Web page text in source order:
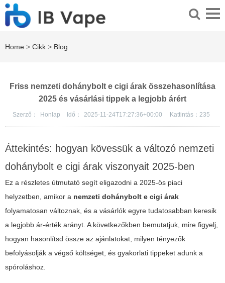
Home > Cikk > Blog
Friss nemzeti dohánybolt e cigi árak összehasonlítása
2025 és vásárlási tippek a legjobb árért
Szerző： Honlap Idő： 2025-11-24T17:27:36+00:00 Kattintás： 235
Áttekintés: hogyan kövessük a változó nemzeti
dohánybolt e cigi árak viszonyait 2025-ben
Ez a részletes útmutató segít eligazodni a 2025-ös piaci
helyzetben, amikor a nemzeti dohánybolt e cigi árak
folyamatosan változnak, és a vásárlók egyre tudatosabban keresik
a legjobb ár-érték arányt. A következőkben bemutatjuk, mire figyelj,
hogyan hasonlítsd össze az ajánlatokat, milyen tényezők
befolyásolják a végső költséget, és gyakorlati tippeket adunk a
spóroláshoz.